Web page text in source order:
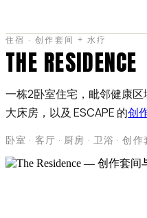
住宿 · 创作套间 + 水疗
THE RESIDENCE
一栋2卧室住宅，毗邻健康
大床房，以及 ESCAPE 的创
卧室 · 客厅 · 厨房 · 卫浴 · 创作